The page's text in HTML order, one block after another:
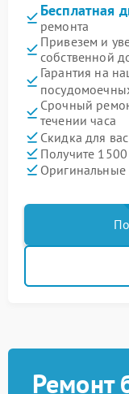
Бесплатная
ремонта
Привезем и
собственной
Гарантия на
Срочный
течении часа
Скидка для
Получите
Ремонт